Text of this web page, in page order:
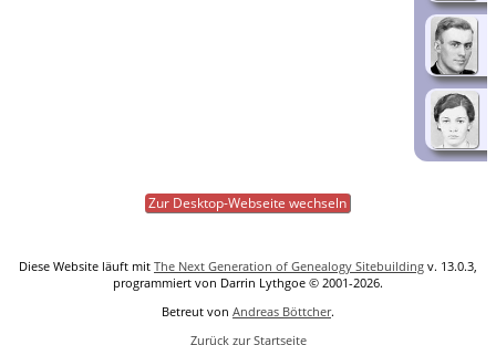
Zur Desktop-Webseite wechseln
Diese Website läuft mit The Next Generation of Genealogy Sitebuilding v. 13.0.3,
programmiert von Darrin Lythgoe © 2001-2026.
Betreut von Andreas Böttcher.
Zurück zur Startseite